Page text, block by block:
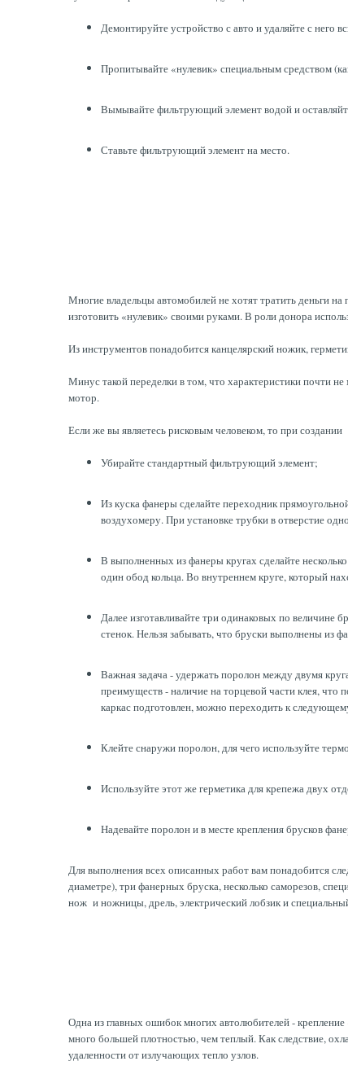
Демонтируйте устройство с авто и удаляйте с
Пропитывайте «нулевик» специальным средством
Вымывайте фильтрующий элемент водой и
Ставьте фильтрующий элемент на место.
Многие владельцы автомобилей не хотят тратить деньги
изготовить «нулевик» своими руками. В роли донора
Из инструментов понадобится канцелярский ножик,
Минус такой переделки в том, что характеристики почти
мотор.
Если же вы являетесь рисковым человеком, то при
Убирайте стандартный фильтрующий элемент;
Из куска фанеры сделайте переходник
воздухомеру. При установке трубки в отверстие
В выполненных из фанеры кругах сделайте
один обод кольца. Во внутреннем круге, который
Далее изготавливайте три одинаковых по величине
стенок. Нельзя забывать, что бруски выполнены из
Важная задача - удержать поролон между двумя
преимуществ - наличие на торцевой части клея, что
каркас подготовлен, можно переходить к
Клейте снаружи поролон, для чего используйте
Используйте этот же герметика для крепежа двух
Надевайте поролон и в месте крепления брусков
Для выполнения всех описанных работ вам понадобится
диаметре), три фанерных бруска, несколько саморезов,
нож и ножницы, дрель, электрический лобзик и
Одна из главных ошибок многих автолюбителей -
много большей плотностью, чем теплый. Как следствие,
удаленности от излучающих тепло узлов.